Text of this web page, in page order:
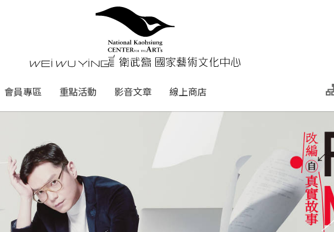
衛武營國家藝術文化中心
會員專區 重點活動 影音文章 線上商店